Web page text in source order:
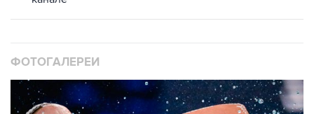
ФОТОГАЛЕРЕИ